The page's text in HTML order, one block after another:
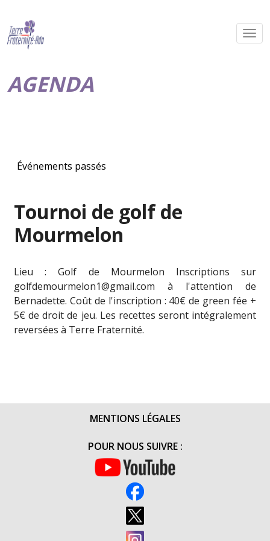
AGENDA
Événements passés
Tournoi de golf de
Mourmelon
Lieu : Golf de Mourmelon Inscriptions sur
golfdemourmelon1@gmail.com à l'attention de
Bernadette. Coût de l'inscription : 40€ de green fée +
5€ de droit de jeu. Les recettes seront intégralement
reversées à Terre Fraternité.
MENTIONS LÉGALES
POUR NOUS SUIVRE :